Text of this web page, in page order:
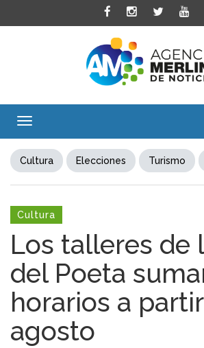
Toggle
Cultura Elecciones Turismo
Cultura
Los talleres de
del Poeta
horarios a
agosto